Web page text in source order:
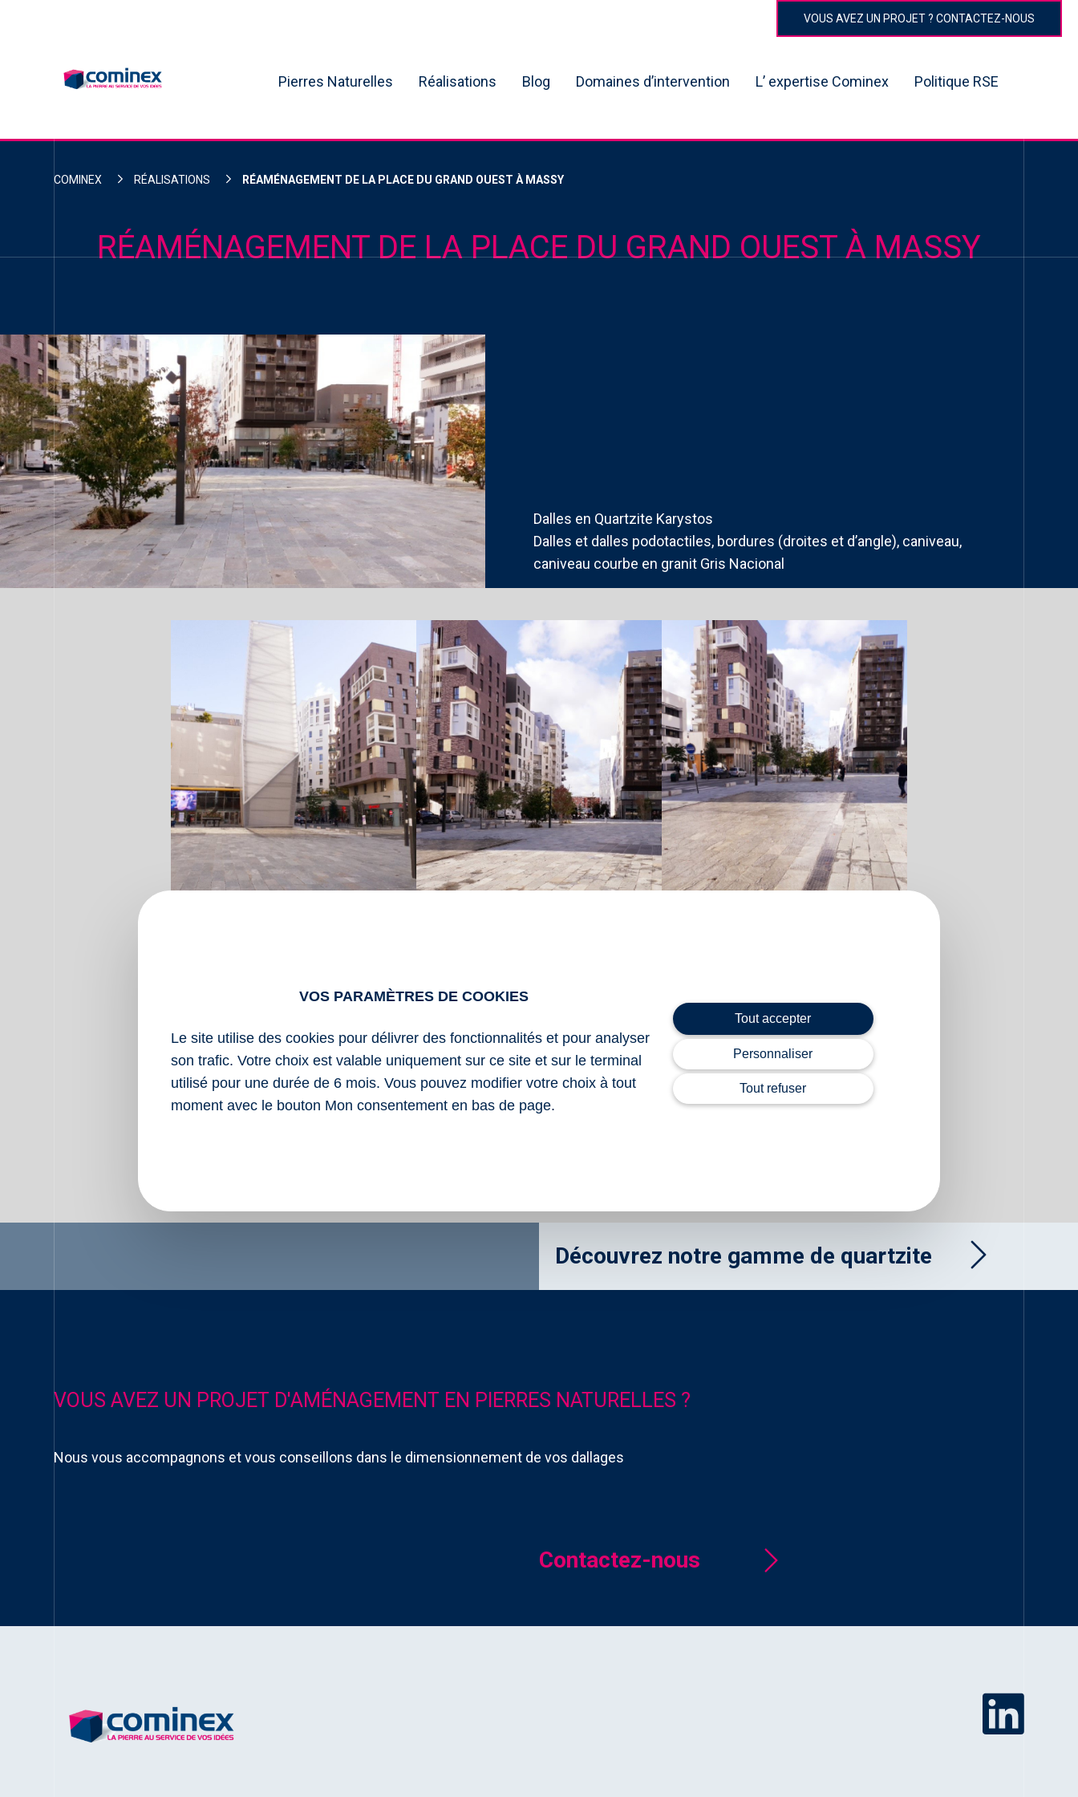
Pierres Naturelles
Réalisations Blog Domaines d’intervention L’ expertise Cominex Politique RSE
VOUS AVEZ UN PROJET ? CONTACTEZ-NOUS
COMINEX RÉALISATIONS RÉAMÉNAGEMENT DE LA PLACE DU GRAND OUEST À MASSY
RÉAMÉNAGEMENT DE LA PLACE DU GRAND OUEST À MASSY
Dalles en Quartzite Karystos
Dalles et dalles podotactiles, bordures (droites et d’angle), caniveau,
caniveau courbe en granit Gris Nacional
Pour suivre notre actualité, retrouvez-nous sur linkedin !
Nos réalisations
Découvrez notre gamme de quartzite
VOUS AVEZ UN PROJET D'AMÉNAGEMENT EN PIERRES NATURELLES ?
Nous vous accompagnons et vous conseillons dans le dimensionnement de vos dallages
Contactez-nous
VOS PARAMÈTRES DE COOKIES
Le site utilise des cookies pour délivrer des fonctionnalités et pour analyser
son trafic. Votre choix est valable uniquement sur ce site et sur le terminal
utilisé pour une durée de 6 mois. Vous pouvez modifier votre choix à tout
moment avec le bouton Mon consentement en bas de page.
Tout accepter
Personnaliser
Tout refuser